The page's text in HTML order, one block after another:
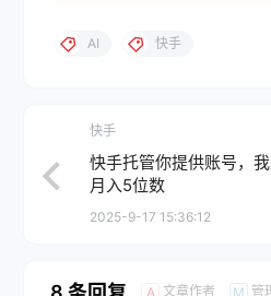
AI 快手
快手
快手托管你提供账号，
月入5位数
2025-9-17 15:36:12
A 文章作者 M 管